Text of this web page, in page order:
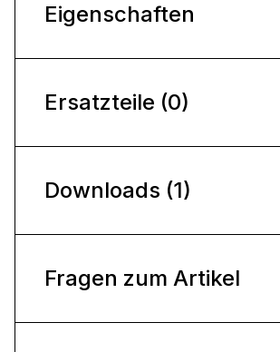
Eigenschaften
Ersatzteile (0)
Downloads (1)
Fragen zum Artikel